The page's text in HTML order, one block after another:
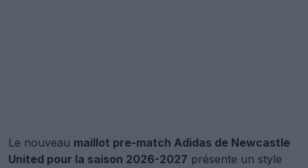
Le nouveau maillot pre-match Adidas de Newcastle
United pour la saison 2026-2027 présente un style